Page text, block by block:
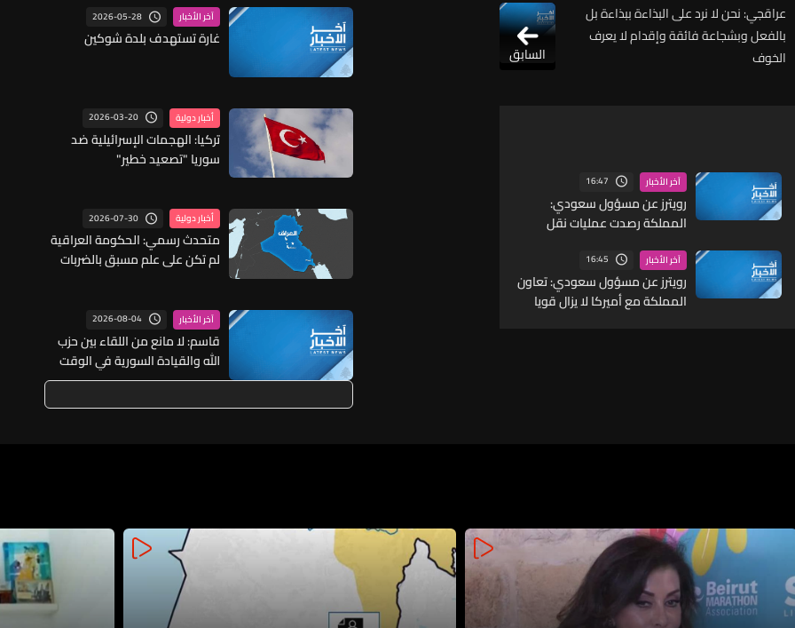
عراقجي: نحن لا نرد على البذاءة ببذاءة بل
بالفعل وبشجاعة فائقة وإقدام لا يعرف
الخوف
السابق
آخر الأخبار 16:47
رويترز عن مسؤول سعودي:
المملكة رصدت عمليات نقل
احتمال شن هجمات منسقة من
الشمال والجنوب
آخر الأخبار 16:45
رويترز عن مسؤول سعودي: تعاون
المملكة مع أميركا لا يزال قويا
آخر الأخبار 2026-05-28
غارة تستهدف بلدة شوكين
أخبار دولية 2026-03-20
تركيا: الهجمات الإسرائيلية ضد
سوريا "تصعيد خطير"
أخبار دولية 2026-07-30
متحدث رسمي: الحكومة العراقية
لم تكن على علم مسبق بالضربات
آخر الأخبار 2026-08-04
قاسم: لا مانع من اللقاء بين حزب
الله والقيادة السورية في الوقت
المناسب بتقدير الطرفين